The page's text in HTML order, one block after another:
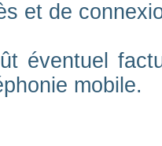
et de
éventuel
mobile.